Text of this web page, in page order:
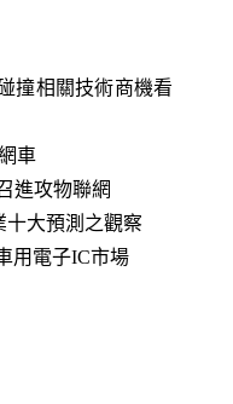
撞相關技術商機看
車
進攻物聯網
十大預測之觀察
用電子IC市場